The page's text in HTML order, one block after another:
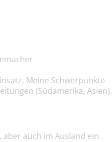
Meine Schwerpunkte
(Südamerika, Asien).
auch im Ausland ein.